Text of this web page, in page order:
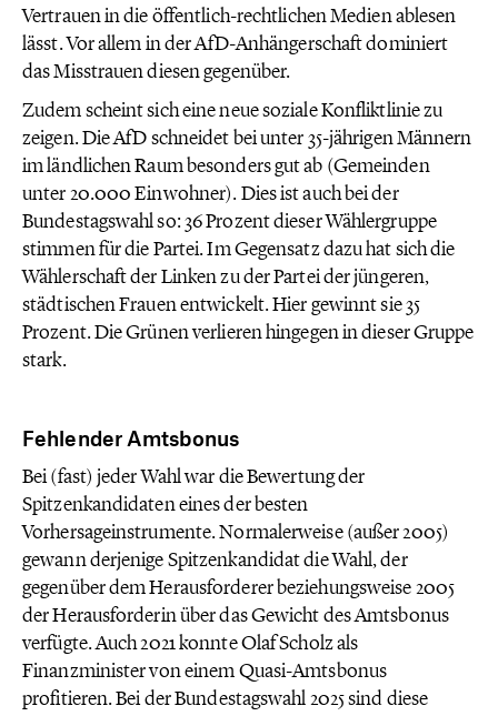
Vertrauen in die öffentlich-rechtlichen Medien ablesen
lässt. Vor allem in der AfD-Anhängerschaft dominiert
das Misstrauen diesen gegenüber.
Zudem scheint sich eine neue soziale Konfliktlinie zu
zeigen. Die AfD schneidet bei unter 35-jährigen Männern
im ländlichen Raum besonders gut ab (Gemeinden
unter 20.000 Einwohner). Dies ist auch bei der
Bundestagswahl so: 36 Prozent dieser Wählergruppe
stimmen für die Partei. Im Gegensatz dazu hat sich die
Wählerschaft der Linken zu der Partei der jüngeren,
städtischen Frauen entwickelt. Hier gewinnt sie 35
Prozent. Die Grünen verlieren hingegen in dieser Gruppe
stark.
Fehlender Amtsbonus
Bei (fast) jeder Wahl war die Bewertung der
Spitzenkandidaten eines der besten
Vorhersageinstrumente. Normalerweise (außer 2005)
gewann derjenige Spitzenkandidat die Wahl, der
gegenüber dem Herausforderer beziehungsweise 2005
der Herausforderin über das Gewicht des Amtsbonus
verfügte. Auch 2021 konnte Olaf Scholz als
Finanzminister von einem Quasi-Amtsbonus
profitieren. Bei der Bundestagswahl 2025 sind diese